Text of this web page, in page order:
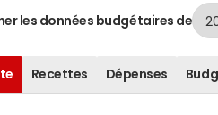
les données budgétaires de
Recettes Dépenses